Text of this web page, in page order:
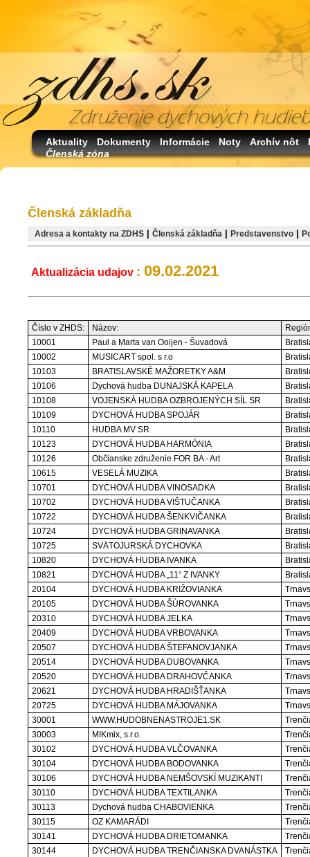
Aktuality Dokumenty Informácie Noty Archív nôt
Členská zóna
Členská základňa
Adresa a kontakty na ZDHS Členská základňa Predstavenstvo
Aktualizácia udajov : 09.02.2021
Číslo v ZHDS: Názov:
10001
Paul a Marta van Ooijen - Šuvadová
10002
MUSICART spol. s r.o
10103
BRATISLAVSKÉ MAŽORETKY A&M
10106
Dychová hudba DUNAJSKÁ KAPELA
10108
VOJENSKÁ HUDBA OZBROJENÝCH SÍL SR
10109
DYCHOVÁ HUDBA SPOJÁR
10110
HUDBA MV SR
10123
DYCHOVÁ HUDBA HARMÓNIA
10126
Občianske združenie FOR BA - Art
10615
VESELÁ MUZIKA
10701
DYCHOVÁ HUDBA VINOSADKA
10702
DYCHOVÁ HUDBA VIŠTUČANKA
10722
DYCHOVÁ HUDBA ŠENKVIČANKA
10724
DYCHOVÁ HUDBA GRINAVANKA
10725
SVÄTOJURSKÁ DYCHOVKA
10820
DYCHOVÁ HUDBA IVANKA
10821
DYCHOVÁ HUDBA „11“ Z IVANKY
20104
DYCHOVÁ HUDBA KRIŽOVIANKA
20105
DYCHOVÁ HUDBA ŠÚROVANKA
20310
DYCHOVÁ HUDBA JELKA
20409
DYCHOVÁ HUDBA VRBOVANKA
20507
DYCHOVÁ HUDBA ŠTEFANOVJANKA
20514
DYCHOVÁ HUDBA DUBOVANKA
20520
DYCHOVÁ HUDBA DRAHOVČANKA
20621
DYCHOVÁ HUDBA HRADIŠŤANKA
20725
DYCHOVÁ HUDBA MÁJOVANKA
30001
WWW.HUDOBNENASTROJE1.SK
30003
MIKmix, s.r.o.
30102
DYCHOVÁ HUDBA VLČOVANKA
30104
DYCHOVÁ HUDBA BODOVANKA
30106
DYCHOVÁ HUDBA NEMŠOVSKÍ MUZIKANTI
30110
DYCHOVÁ HUDBA TEXTILANKA
30113
Dychová hudba CHABOVIENKA
30115
OZ KAMARÁDI
30141
DYCHOVÁ HUDBA DRIETOMANKA
30144
DYCHOVÁ HUDBA TRENČIANSKA DVANÁSTKA